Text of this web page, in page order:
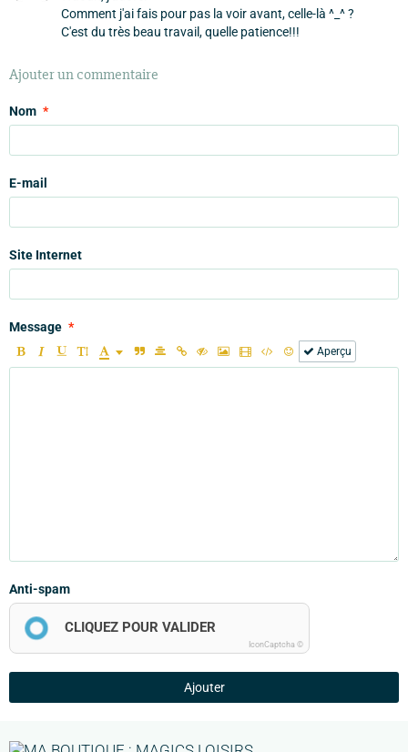
Comment j'ai fais pour pas la voir avant, celle-là ^_^ ?
C'est du très beau travail, quelle patience!!!
Ajouter un commentaire
Nom
E-mail
Site Internet
Message
Aperçu
Anti-spam
CLIQUEZ POUR VALIDER
IconCaptcha ©
Ajouter